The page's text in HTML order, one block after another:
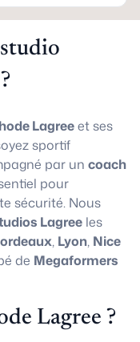
Lagreeet ses
sportif
par un coach
pour
sécurité. Nous
Lagree les
, Lyon, Nice
de Megaformers
Lagree ?